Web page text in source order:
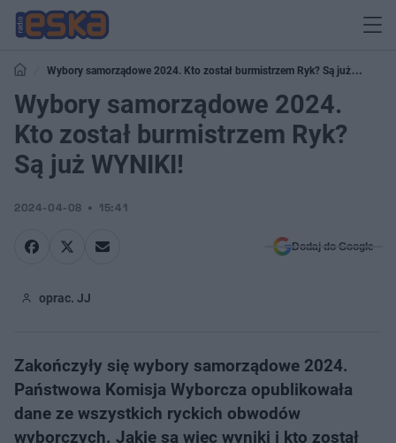
Wybory samorządowe 2024. Kto został burmistrzem Ryk? Są już
WYNIKI!
Wybory samorządowe 2024.
Kto został burmistrzem Ryk?
Są już WYNIKI!
2024-04-08 15:41
Dodaj do Google
oprac. JJ
Zakończyły się wybory samorządowe 2024.
Państwowa Komisja Wyborcza opublikowała
dane ze wszystkich ryckich obwodów
wyborczych. Jakie są więc wyniki i kto został